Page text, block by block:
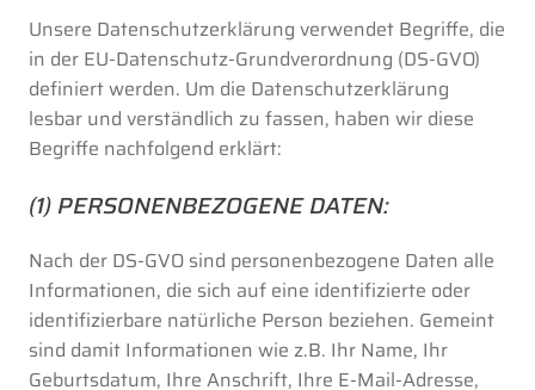
Unsere Datenschutzerklärung verwendet Begriffe, die
in der EU-Datenschutz-Grundverordnung (DS-GVO)
definiert werden. Um die Datenschutzerklärung
lesbar und verständlich zu fassen, haben wir diese
Begriffe nachfolgend erklärt:
(1) PERSONENBEZOGENE DATEN:
Nach der DS-GVO sind personenbezogene Daten alle
Informationen, die sich auf eine identifizierte oder
identifizierbare natürliche Person beziehen. Gemeint
sind damit Informationen wie z.B. Ihr Name, Ihr
Geburtsdatum, Ihre Anschrift, Ihre E-Mail-Adresse,